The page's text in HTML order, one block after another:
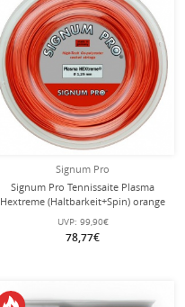
Signum Pro
Signum Pro Tennissaite Plasma
Hextreme (Haltbarkeit+Spin) orange
200m Rolle
UVP: 99,90€
78,77€